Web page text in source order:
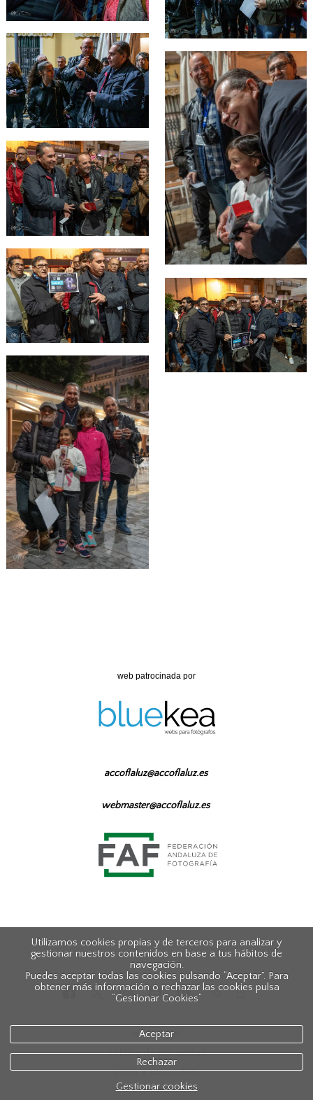
web patrocinada por
accoflaluz@accoflaluz.es
webmaster@accoflaluz.es
aviso legal
política de privacidad
política de cookies
Utilizamos cookies propias y de terceros para analizar y
gestionar nuestros contenidos en base a tus hábitos de
navegación.
Puedes aceptar todas las cookies pulsando “Aceptar”. Para
obtener más información o rechazar las cookies pulsa
“Gestionar Cookies“
Aceptar
Rechazar
Gestionar cookies